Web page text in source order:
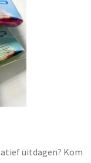
uitdagen? Kom